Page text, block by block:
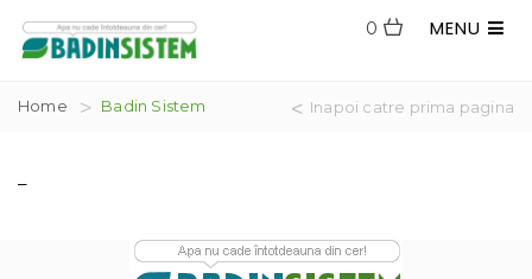
MENU
0
Home Badin Sistem Inapoi catre prima pagina
–